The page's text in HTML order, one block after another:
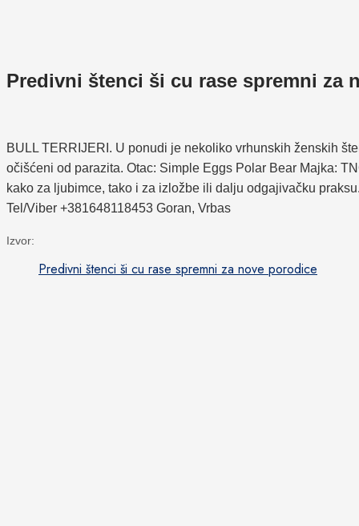
Predivni štenci ši cu rase spremni za
BULL TERRIJERI. U ponudi je nekoliko vrhunskih ženskih
očišćeni od parazita. Otac: Simple Eggs Polar Bear Majka:
kako za ljubimce, tako i za izložbe ili dalju odgajivačku
Tel/Viber +381648118453 Goran, Vrbas
Izvor:
Predivni štenci ši cu rase spremni za nove porodice